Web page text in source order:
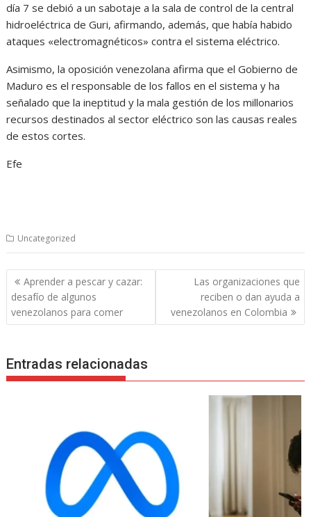
día 7 se debió a un sabotaje a la sala de control de la central
hidroeléctrica de Guri, afirmando, además, que había habido
ataques «electromagnéticos» contra el sistema eléctrico.
Asimismo, la oposición venezolana afirma que el Gobierno de
Maduro es el responsable de los fallos en el sistema y ha
señalado que la ineptitud y la mala gestión de los millonarios
recursos destinados al sector eléctrico son las causas reales
de estos cortes.
Efe
Uncategorized
Navegación
de
entradas
Aprender a pescar y cazar:
desafío de algunos
venezolanos para comer
Las organizaciones que
reciben o dan ayuda a
venezolanos en Colombia
Entradas relacionadas